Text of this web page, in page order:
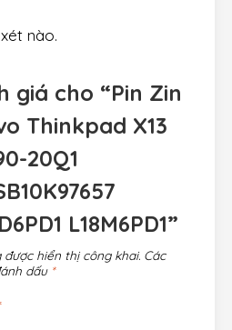
nào.
giá cho “Pin Zin
Thinkpad X13
20Q1
L18M6PD1”
được hiển thị công khai. Các
dấu *